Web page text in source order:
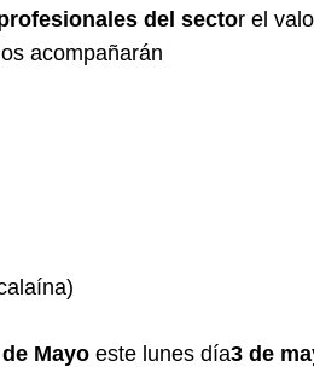
del sector el
acompañarán
Mayo este lunes día3 de